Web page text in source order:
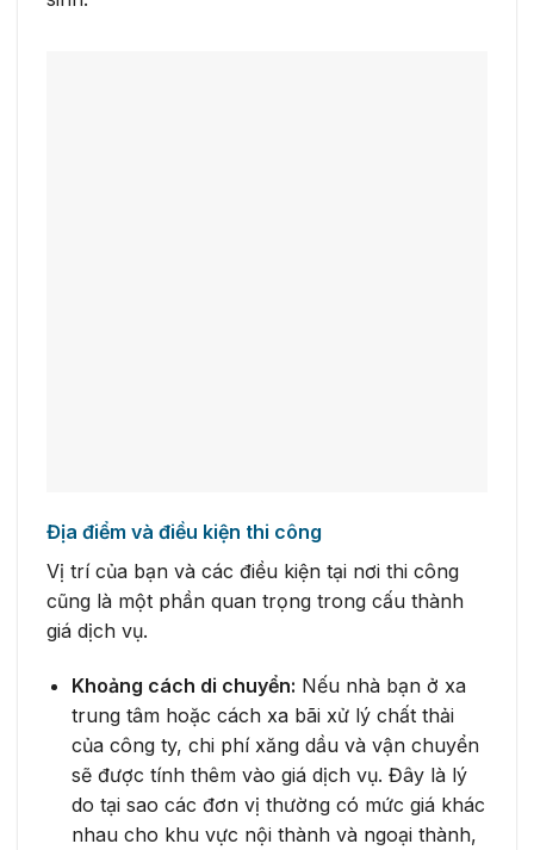
Địa điểm và điều kiện thi công
Vị trí của bạn và các điều kiện tại nơi thi công
cũng là một phần quan trọng trong cấu thành
giá dịch vụ.
Khoảng cách di chuyển: Nếu nhà bạn ở xa
trung tâm hoặc cách xa bãi xử lý chất thải
của công ty, chi phí xăng dầu và vận chuyển
sẽ được tính thêm vào giá dịch vụ. Đây là lý
do tại sao các đơn vị thường có mức giá khác
nhau cho khu vực nội thành và ngoại thành,